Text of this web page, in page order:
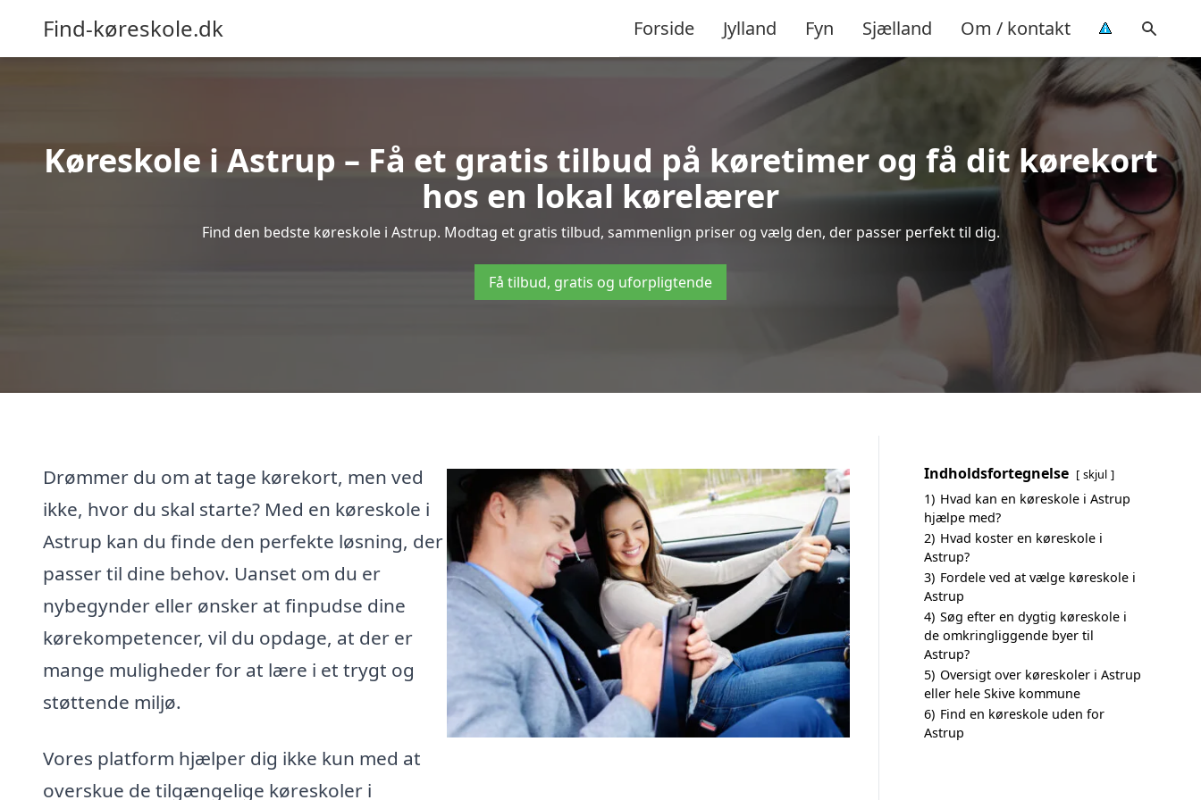
Find-køreskole.dk Forside Jylland Fyn Sjælland Om / kontakt
Køreskole i Astrup – Få et gratis tilbud på køretimer og få dit kørekort
hos en lokal kørelærer
Find den bedste køreskole i Astrup. Modtag et gratis tilbud, sammenlign priser og vælg den, der passer perfekt til dig.
Få tilbud, gratis og uforpligtende
Drømmer du om at tage kørekort, men ved
ikke, hvor du skal starte? Med en køreskole i
Astrup kan du finde den perfekte løsning, der
passer til dine behov. Uanset om du er
nybegynder eller ønsker at finpudse dine
kørekompetencer, vil du opdage, at der er
mange muligheder for at lære i et trygt og
støttende miljø.
Vores platform hjælper dig ikke kun med at
overskue de tilgængelige køreskoler i
Indholdsfortegnelse skjul
1) Hvad kan en køreskole i Astrup
hjælpe med?
2) Hvad koster en køreskole i
Astrup?
3) Fordele ved at vælge køreskole i
Astrup
4) Søg efter en dygtig køreskole i
de omkringliggende byer til
Astrup?
5) Oversigt over køreskoler i Astrup
eller hele Skive kommune
6) Find en køreskole uden for
Astrup